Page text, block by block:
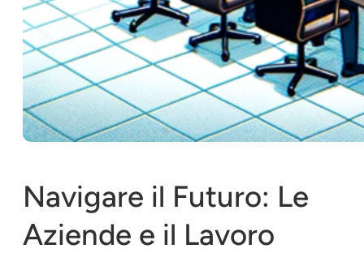
Navigare il Futuro: Le
Aziende e il Lavoro